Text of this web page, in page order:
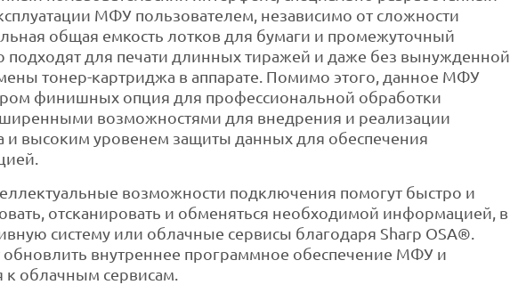
МФУ пользователем, независимо от сложности
общая емкость лотков для бумаги и промежуточный
подходят для печати длинных тиражей и даже без вынужденной
тонер-картриджа в аппарате. Помимо этого, данное МФУ
финишных опция для профессиональной обработки
возможностями для внедрения и реализации
высоким уровенем защиты данных для обеспечения
возможности подключения помогут быстро и
отсканировать и обменяться необходимой информацией, в
систему или облачные сервисы благодаря Sharp OSA®.
внутреннее программное обеспечение МФУ и
облачным сервисам.